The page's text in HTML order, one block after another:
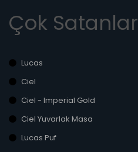
Çok Satanlar
Lucas
Ciel
Ciel - Imperial Gold
Ciel Yuvarlak Masa
Lucas Puf